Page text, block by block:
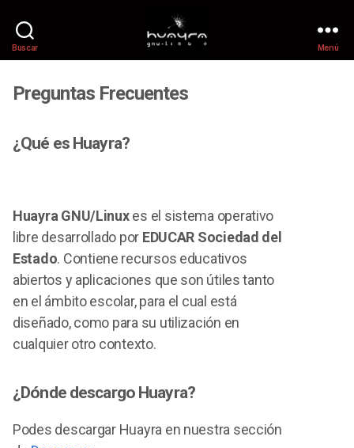
Buscar Menú
Preguntas Frecuentes
¿Qué es Huayra?
Huayra GNU/Linuxes el sistema operativo
libre desarrollado por EDUCAR Sociedad del
Estado. Contiene recursos educativos
abiertos y aplicaciones que son útiles tanto
en el ámbito escolar, para el cual está
diseñado, como para su utilización en
cualquier otro contexto.
¿Dónde descargo Huayra?
Podes descargar Huayra en nuestra sección